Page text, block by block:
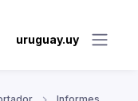
uruguay.uy